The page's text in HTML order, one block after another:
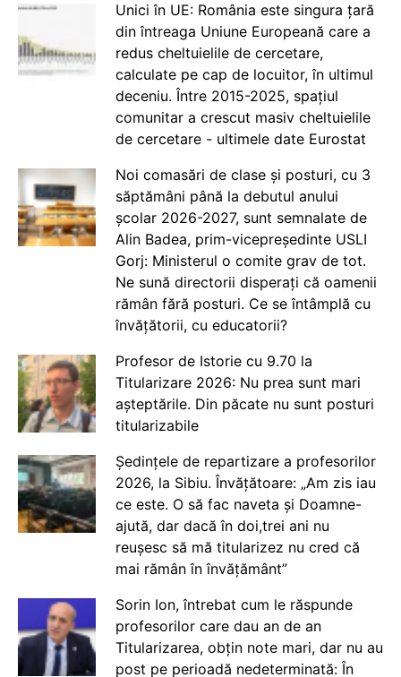
Unici în UE: România este singura țară
din întreaga Uniune Europeană care a
redus cheltuielile de cercetare,
calculate pe cap de locuitor, în ultimul
deceniu. Între 2015-2025, spațiul
comunitar a crescut masiv cheltuielile
de cercetare - ultimele date Eurostat
Noi comasări de clase și posturi, cu 3
săptămâni până la debutul anului
școlar 2026-2027, sunt semnalate de
Alin Badea, prim-vicepreședinte USLI
Gorj: Ministerul o comite grav de tot.
Ne sună directorii disperați că oamenii
rămân fără posturi. Ce se întâmplă cu
învățătorii, cu educatorii?
Profesor de Istorie cu 9.70 la
Titularizare 2026: Nu prea sunt mari
așteptările. Din păcate nu sunt posturi
titularizabile
Ședințele de repartizare a profesorilor
2026, la Sibiu. Învățătoare: „Am zis iau
ce este. O să fac naveta și Doamne-
ajută, dar dacă în doi,trei ani nu
reușesc să mă titularizez nu cred că
mai rămân în învățământ”
Sorin Ion, întrebat cum le răspunde
profesorilor care dau an de an
Titularizarea, obțin note mari, dar nu au
post pe perioadă nedeterminată: În